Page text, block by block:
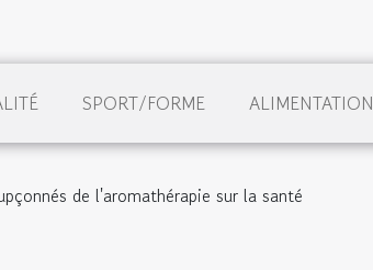
SPORT/FORME ALIMENTATION
de l'aromathérapie sur la santé